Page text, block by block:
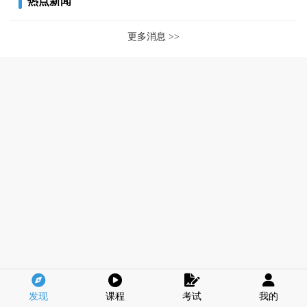
更多消息 >>
发现 课程 考试 我的